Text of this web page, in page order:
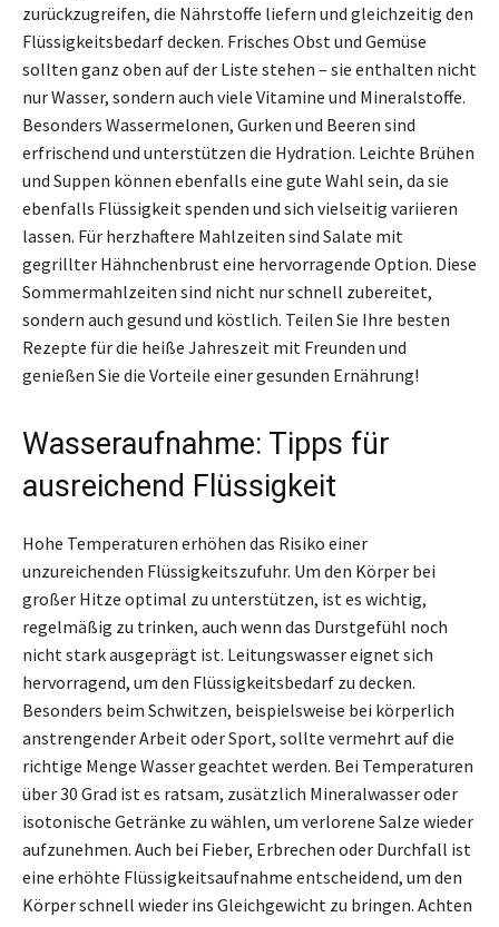
zurückzugreifen, die Nährstoffe liefern und gleichzeitig den
Flüssigkeitsbedarf decken. Frisches Obst und Gemüse
sollten ganz oben auf der Liste stehen – sie enthalten nicht
nur Wasser, sondern auch viele Vitamine und Mineralstoffe.
Besonders Wassermelonen, Gurken und Beeren sind
erfrischend und unterstützen die Hydration. Leichte Brühen
und Suppen können ebenfalls eine gute Wahl sein, da sie
ebenfalls Flüssigkeit spenden und sich vielseitig variieren
lassen. Für herzhaftere Mahlzeiten sind Salate mit
gegrillter Hähnchenbrust eine hervorragende Option. Diese
Sommermahlzeiten sind nicht nur schnell zubereitet,
sondern auch gesund und köstlich. Teilen Sie Ihre besten
Rezepte für die heiße Jahreszeit mit Freunden und
genießen Sie die Vorteile einer gesunden Ernährung!
Wasseraufnahme: Tipps für
ausreichend Flüssigkeit
Hohe Temperaturen erhöhen das Risiko einer
unzureichenden Flüssigkeitszufuhr. Um den Körper bei
großer Hitze optimal zu unterstützen, ist es wichtig,
regelmäßig zu trinken, auch wenn das Durstgefühl noch
nicht stark ausgeprägt ist. Leitungswasser eignet sich
hervorragend, um den Flüssigkeitsbedarf zu decken.
Besonders beim Schwitzen, beispielsweise bei körperlich
anstrengender Arbeit oder Sport, sollte vermehrt auf die
richtige Menge Wasser geachtet werden. Bei Temperaturen
über 30 Grad ist es ratsam, zusätzlich Mineralwasser oder
isotonische Getränke zu wählen, um verlorene Salze wieder
aufzunehmen. Auch bei Fieber, Erbrechen oder Durchfall ist
eine erhöhte Flüssigkeitsaufnahme entscheidend, um den
Körper schnell wieder ins Gleichgewicht zu bringen. Achten